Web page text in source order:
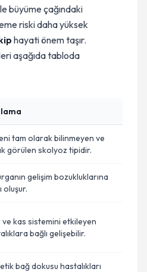
büyüme çağındaki
riski daha yüksek
hayati önem taşır.
aşağıda tabloda
tam olarak bilinmeyen ve
görülen skolyoz tipidir.
gelişim bozukluklarına
oluşur.
ve kas sistemini etkileyen
bağlı gelişebilir.
bağ dokusu hastalıkları